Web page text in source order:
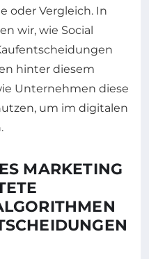
oder Vergleich. In
wir, wie Social
hinter diesem
Unternehmen diese
um im digitalen
MARKETING